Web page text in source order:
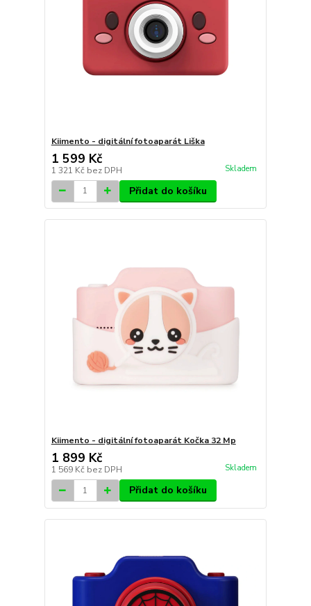
Kiimento - digitální fotoaparát Liška
1 599 Kč
1 321 Kč bez DPH Skladem
Přidat do košíku
Kiimento - digitální fotoaparát Kočka 32 Mp
1 899 Kč
1 569 Kč bez DPH Skladem
Přidat do košíku